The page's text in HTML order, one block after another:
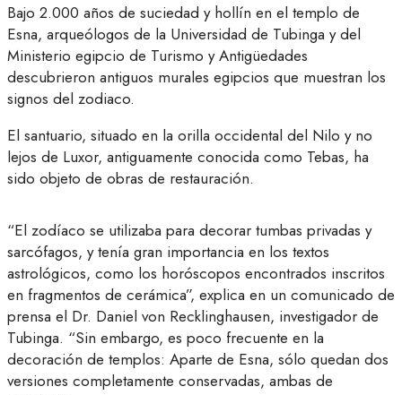
Bajo 2.000 años de suciedad y hollín en el templo de
Esna, arqueólogos de la Universidad de Tubinga y del
Ministerio egipcio de Turismo y Antigüedades
descubrieron antiguos murales egipcios que muestran los
signos del zodiaco.
El santuario, situado en la orilla occidental del Nilo y no
lejos de Luxor, antiguamente conocida como Tebas, ha
sido objeto de obras de restauración.
“El zodíaco se utilizaba para decorar tumbas privadas y
sarcófagos, y tenía gran importancia en los textos
astrológicos, como los horóscopos encontrados inscritos
en fragmentos de cerámica”, explica en un comunicado de
prensa el Dr. Daniel von Recklinghausen, investigador de
Tubinga. “Sin embargo, es poco frecuente en la
decoración de templos: Aparte de Esna, sólo quedan dos
versiones completamente conservadas, ambas de